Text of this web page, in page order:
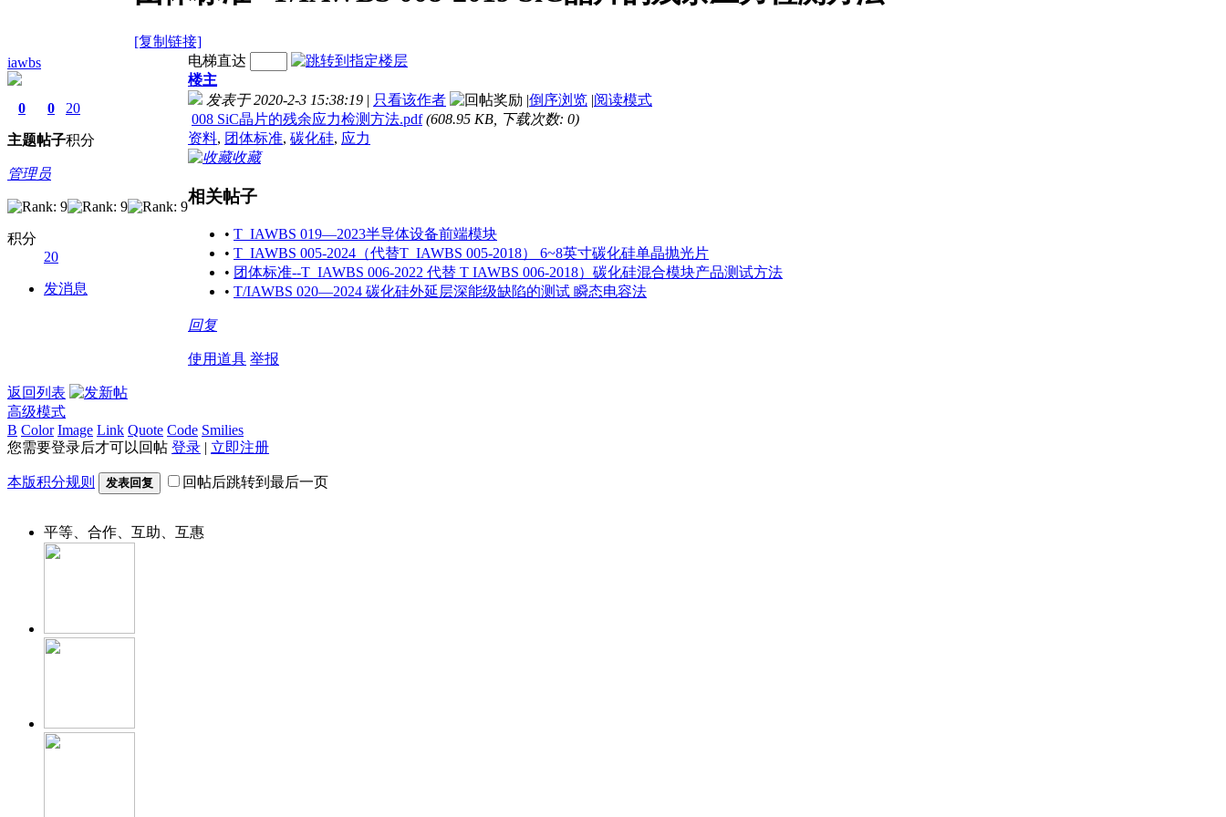
[复制链接]
iawbs
0
主题
0
帖子
20
积分
管理员
积分
20
发消息
电梯直达
楼主
发表于 2020-2-3 15:38:19 | 只看该作者 |倒序浏览 |阅读模式
008 SiC晶片的残余应力检测方法.pdf (608.95 KB, 下载次数: 0)
资料, 团体标准, 碳化硅, 应力
收藏
相关帖子
• T_IAWBS 019—2023半导体设备前端模块
• T_IAWBS 005-2024（代替T_IAWBS 005-2018） 6~8英寸碳化硅单晶抛光片
• 团体标准--T_IAWBS 006-2022 代替 T IAWBS 006-2018）碳化硅混合模块产品测试方法
• T/IAWBS 020—2024 碳化硅外延层深能级缺陷的测试 瞬态电容法
回复
使用道具 举报
返回列表
高级模式
B Color Image Link Quote Code Smilies
您需要登录后才可以回帖 登录 | 立即注册
本版积分规则 发表回复 回帖后跳转到最后一页
平等、合作、互助、互惠